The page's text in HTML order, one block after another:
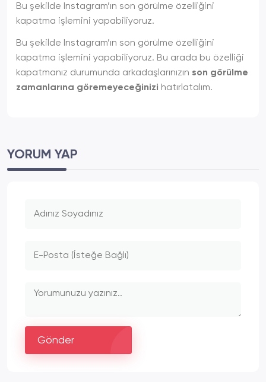
Bu şekilde Instagram’ın son görülme özelliğini
kapatma işlemini yapabiliyoruz.
Bu şekilde Instagram’ın son görülme özelliğini
kapatma işlemini yapabiliyoruz. Bu arada bu özelliği
kapatmanız durumunda arkadaşlarınızın son görülme
zamanlarına göremeyeceğinizi hatırlatalım.
YORUM YAP
Gönder